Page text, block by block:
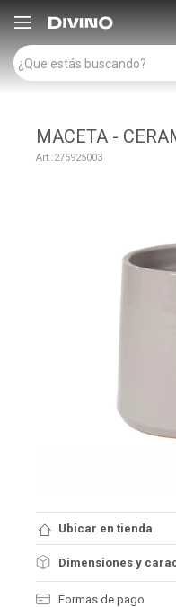

MACETA -
275925003
Ubicar en tienda
Dimensiones y
Formas de pago